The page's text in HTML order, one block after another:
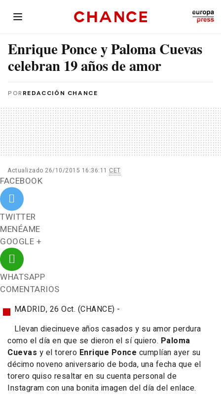
Enrique Ponce y Paloma Cuevas
celebran 19 años de amor
POR REDACCIÓN CHANCE
Actualizado 26/10/2015 16:36:11 CET
FACEBOOK
TWITTER
MENÉAME
GOOGLE +
WHATSAPP
COMENTARIOS
MADRID, 26 Oct. (CHANCE) -
Llevan diecinueve años casados y su amor perdura
como el día en que se dieron el sí quiero. Paloma
Cuevas y el torero Enrique Ponce cumplían ayer su
décimo noveno aniversario de boda, una fecha que el
torero quiso resaltar en su cuenta personal de
Instagram con una bonita imagen del día del enlace.